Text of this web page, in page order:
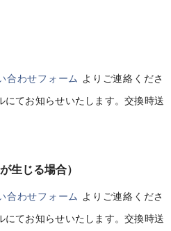
合わせフォーム
よりご連絡くださ
にてお知らせいたします。交換時送
生じる場合）
合わせフォーム
よりご連絡くださ
にてお知らせいたします。交換時送